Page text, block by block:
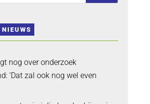
nog over onderzoek
‘Dat zal ook nog wel even